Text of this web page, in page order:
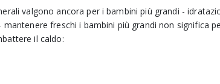
valgono ancora per i bambini più grandi -
freschi i bambini più grandi non significa
il caldo: